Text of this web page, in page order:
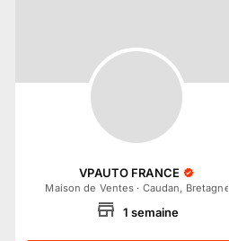
VPAUTO FRANCE
Maison de Ventes · Caudan, Bretagne
1 semaine